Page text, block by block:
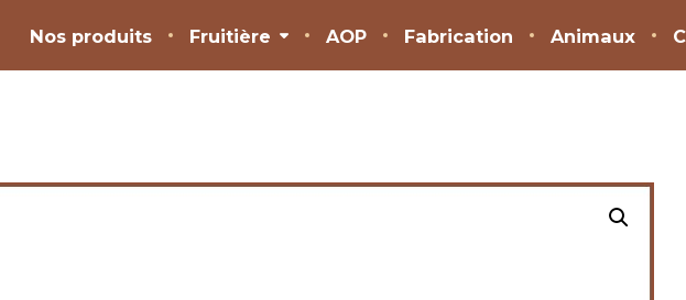
Nos produits Fruitière AOP Fabrication Animaux